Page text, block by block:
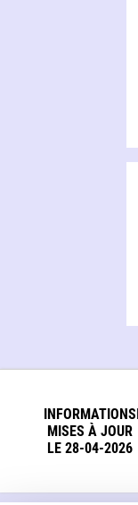
INFORMATIONS
MISES À JOUR
LE 28-04-2026